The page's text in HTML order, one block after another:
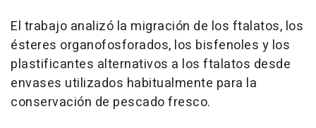
El trabajo analizó la migración de los ftalatos, los
ésteres organofosforados, los bisfenoles y los
plastificantes alternativos a los ftalatos desde
envases utilizados habitualmente para la
conservación de pescado fresco.